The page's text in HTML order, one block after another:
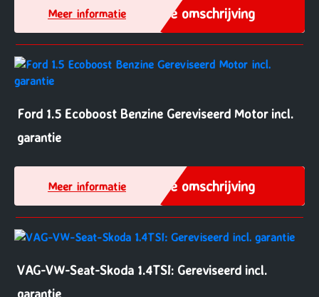
Meer informatie Zie omschrijving
Ford 1.5 Ecoboost Benzine Gereviseerd Motor incl.
garantie
Meer informatie Zie omschrijving
VAG-VW-Seat-Skoda 1.4TSI: Gereviseerd incl.
garantie